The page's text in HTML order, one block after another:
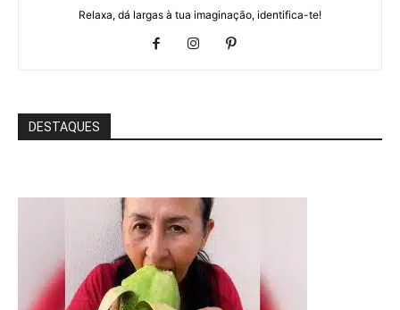
Relaxa, dá largas à tua imaginação, identifica-te!
DESTAQUES